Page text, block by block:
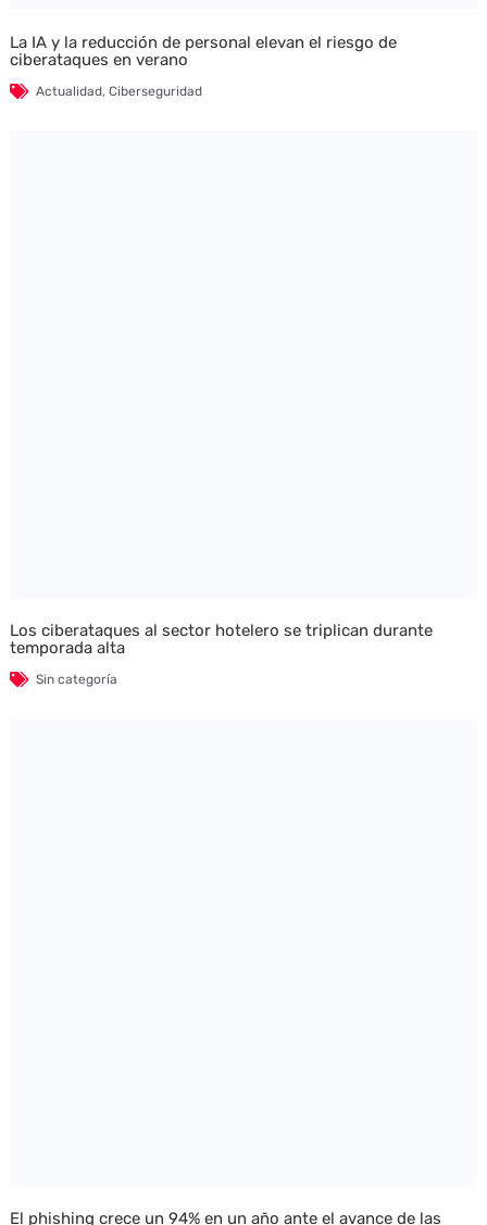
La IA y la reducción de personal elevan el riesgo de
ciberataques en verano
Actualidad, Ciberseguridad
Los ciberataques al sector hotelero se triplican durante
temporada alta
Sin categoría
El phishing crece un 94% en un año ante el avance de las